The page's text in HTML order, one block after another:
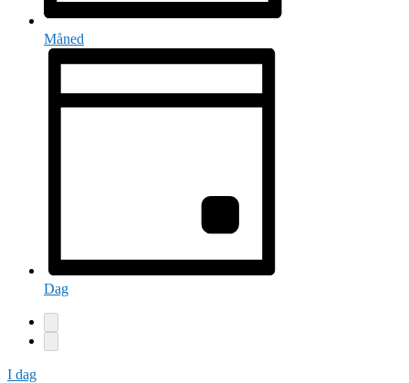
Måned
Dag
I dag